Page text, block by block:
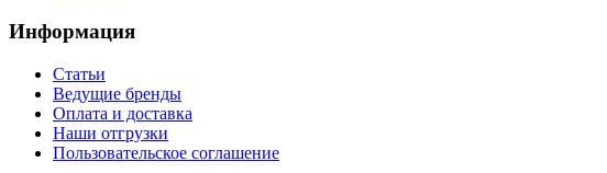
Информация
Статьи
Ведущие бренды
Оплата и доставка
Наши отгрузки
Пользовательское соглашение